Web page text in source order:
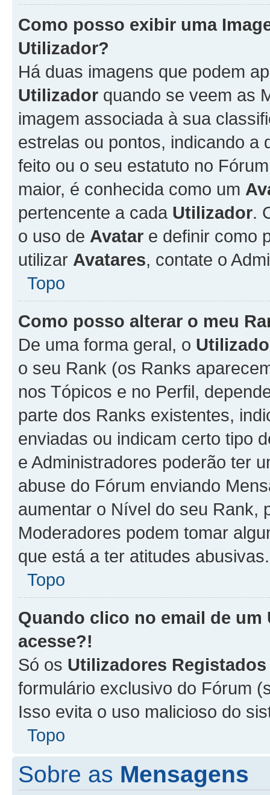
Como posso exibir uma
Utilizador?
Há duas imagens que podem
Utilizador quando se veem as
imagem associada à sua
estrelas ou pontos, indicando a
feito ou o seu estatuto no
maior, é conhecida como um
pertencente a cada Utilizador.
o uso de Avatar e definir como
utilizar Avatares, contate o
Topo
Como posso alterar o meu
De uma forma geral, o
o seu Rank (os Ranks
nos Tópicos e no Perfil,
parte dos Ranks existentes,
enviadas ou indicam certo tipo
e Administradores poderão ter
abuse do Fórum enviando
aumentar o Nível do seu Rank,
Moderadores podem tomar
que está a ter atitudes abusivas.
Topo
Quando clico no email de um
acesse?!
Só os Utilizadores Registados
formulário exclusivo do Fórum
Isso evita o uso malicioso do
Topo
Sobre as Mensagens